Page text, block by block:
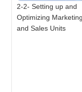
2-2- Setting up and
Optimizing Marketing
and Sales Units